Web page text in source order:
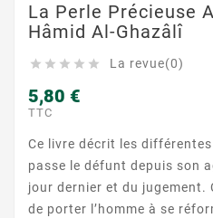
La Perle Précieuse
Hâmid Al-Ghazâlî
     La revue(0)
5,80 €
TTC
Ce livre décrit les
passe le défunt depuis son
jour dernier et du jugement.
de porter l’homme à se